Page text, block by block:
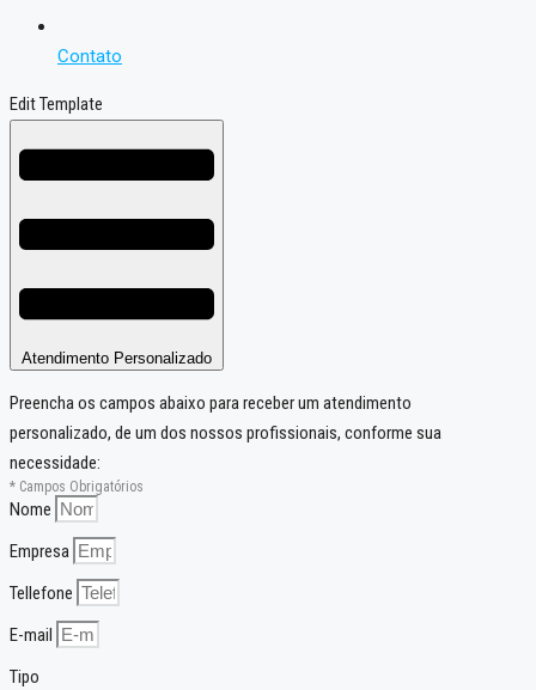
Contato
Edit Template
Atendimento Personalizado
Preencha os campos abaixo para receber um atendimento
personalizado, de um dos nossos profissionais, conforme sua
necessidade:
* Campos Obrigatórios
Nome
Empresa
Tellefone
E-mail
Tipo